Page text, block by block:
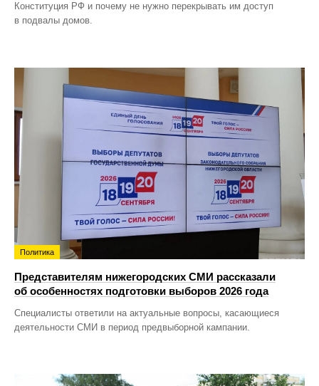
Конституция РФ и почему не нужно перекрывать им доступ
в подвалы домов.
Политика
Представителям нижегородских СМИ рассказали
об особенностях подготовки выборов 2026 года
Специалисты ответили на актуальные вопросы, касающиеся
деятельности СМИ в период предвыборной кампании.